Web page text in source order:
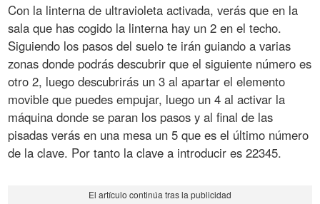
Con la linterna de ultravioleta activada, verás que en la
sala que has cogido la linterna hay un 2 en el techo.
Siguiendo los pasos del suelo te irán guiando a varias
zonas donde podrás descubrir que el siguiente número es
otro 2, luego descubrirás un 3 al apartar el elemento
movible que puedes empujar, luego un 4 al activar la
máquina donde se paran los pasos y al final de las
pisadas verás en una mesa un 5 que es el último número
de la clave. Por tanto la clave a introducir es 22345.